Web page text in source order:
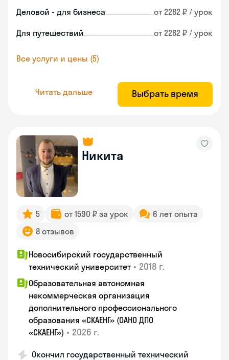
Деловой - для бизнеса от 2282 ₽ / урок
Для путешествий от 2282 ₽ / урок
Все услуги и цены (5)
Читать дальше Выбрать время
Никита
5 от 1590 ₽ за урок
6 лет опыта
8 отзывов
Новосибирский государственный
технический университет • 2018 г.
Образовательная автономная
некоммерческая организация
дополнительного профессионального
образования «СКАЕНГ» (ОАНО ДПО
«СКАЕНГ») • 2026 г.
Окончил государственный технический